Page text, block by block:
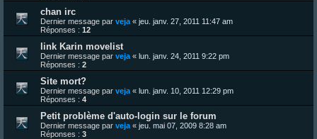
chan irc
Dernier message par veja « jeu. janv. 27, 2011 11:47 am
Réponses : 12
link Karin movelist
Dernier message par veja « lun. janv. 24, 2011 9:22 pm
Réponses : 2
Site mort?
Dernier message par veja « lun. janv. 10, 2011 12:29 pm
Réponses : 4
Petit problème d'auto-login sur le forum
Dernier message par veja « jeu. mai 07, 2009 8:28 am
Réponses : 3